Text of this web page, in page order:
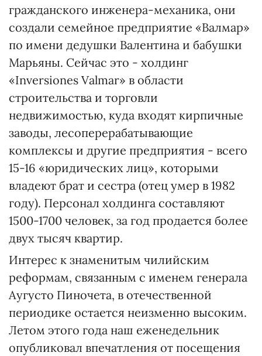
гражданского инженера-механика, они
создали семейное предприятие «Валмар»
по имени дедушки Валентина и бабушки
Марьяны. Сейчас это - холдинг
«Inversiones Valmar» в области
строительства и торговли
недвижимостью, куда входят кирпичные
заводы, лесоперерабатывающие
комплексы и другие предприятия - всего
15-16 «юридических лиц», которыми
владеют брат и сестра (отец умер в 1982
году). Персонал холдинга составляют
1500-1700 человек, за год продается более
двух тысяч квартир.
Интерес к знаменитым чилийским
реформам, связанным с именем генерала
Аугусто Пиночета, в отечественной
периодике остается неизменно высоким.
Летом этого года наш еженедельник
опубликовал впечатления от посещения